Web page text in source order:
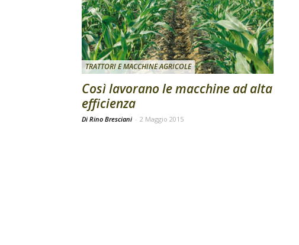
TRATTORI E MACCHINE AGRICOLE
Così lavorano le macchine ad alta
efficienza
Di Rino Bresciani - 2 Maggio 2015